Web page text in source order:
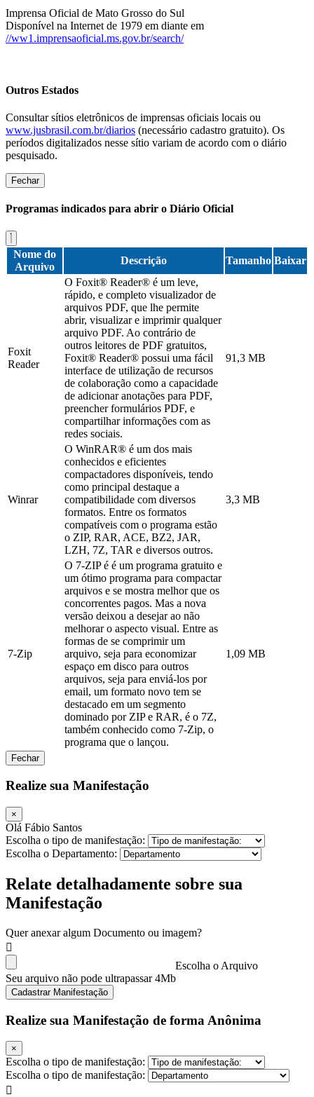
Imprensa Oficial de Mato Grosso do Sul
Disponível na Internet de 1979 em diante em
//ww1.imprensaoficial.ms.gov.br/search/
Outros Estados
Consultar sítios eletrônicos de imprensas oficiais locais ou
www.jusbrasil.com.br/diarios (necessário cadastro gratuito). Os
períodos digitalizados nesse sítio variam de acordo com o diário
pesquisado.
Fechar
Programas indicados para abrir o Diário Oficial
Nome do
Arquivo
Descrição Tamanho Baixar
Foxit
Reader
O Foxit® Reader® é um leve,
rápido, e completo visualizador de
arquivos PDF, que lhe permite
abrir, visualizar e imprimir qualquer
arquivo PDF. Ao contrário de
outros leitores de PDF gratuitos,
Foxit® Reader® possui uma fácil
interface de utilização de recursos
de colaboração como a capacidade
de adicionar anotações para PDF,
preencher formulários PDF, e
compartilhar informações com as
redes sociais.
91,3 MB
Winrar
O WinRAR® é um dos mais
conhecidos e eficientes
compactadores disponíveis, tendo
como principal destaque a
compatibilidade com diversos
formatos. Entre os formatos
compatíveis com o programa estão
o ZIP, RAR, ACE, BZ2, JAR,
LZH, 7Z, TAR e diversos outros.
3,3 MB
7-Zip
O 7-ZIP é é um programa gratuito e
um ótimo programa para compactar
arquivos e se mostra melhor que os
concorrentes pagos. Mas a nova
versão deixou a desejar ao não
melhorar o aspecto visual. Entre as
formas de se comprimir um
arquivo, seja para economizar
espaço em disco para outros
arquivos, seja para enviá-los por
email, um formato novo tem se
destacado em um segmento
dominado por ZIP e RAR, é o 7Z,
também conhecido como 7-Zip, o
programa que o lançou.
1,09 MB
Fechar
Realize sua Manifestação
×
Olá Fábio Santos
Escolha o tipo de manifestação:
Escolha o Departamento:
Relate detalhadamente sobre sua
Manifestação
Quer anexar algum Documento ou imagem?
Escolha o Arquivo
Seu arquivo não pode ultrapassar 4Mb
Cadastrar Manifestação
Realize sua Manifestação de forma Anônima
×
Escolha o tipo de manifestação:
Escolha o tipo de manifestação: